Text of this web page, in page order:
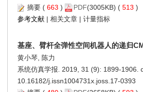
摘要 ( 663 ) PDF(3005KB) ( 513 )
参考文献 | 相关文章 | 计量指标
基座、臂杆全弹性空间机器人的递归
黄小琴, 陈力
系统仿真学报. 2019, 31 (9): 1899-1906.
10.16182/j.issn1004731x.joss.17-0393